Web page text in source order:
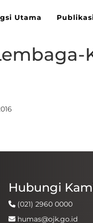
Utama
Hubungi
(021) 2960 0000
humas@ojk.go.id